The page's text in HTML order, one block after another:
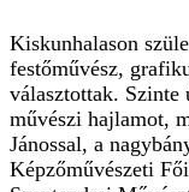
Kiskunhalason
festőművész,
választottak. Szinte
művészi hajlamot,
Jánossal, a
Képzőművészeti